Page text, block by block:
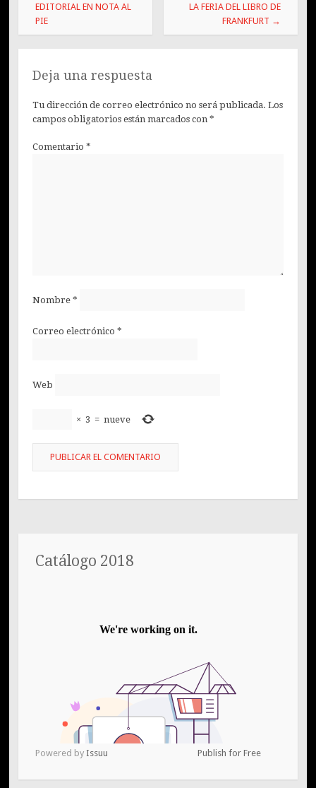
navigation
EDITORIAL EN NOTA AL
PIE
LA FERIA DEL LIBRO DE
FRANKFURT →
Deja una respuesta
Tu dirección de correo electrónico no será publicada. Los
campos obligatorios están marcados con *
Comentario *
Nombre *
Correo electrónico *
Web
× 3 = nueve
Catálogo 2018
Powered by Issuu Publish for Free